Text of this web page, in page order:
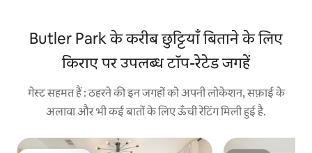
Butler Park के करीब छुट्टियाँ बिताने के लिए
किराए पर उपलब्ध टॉप-रेटेड जगहें
गेस्ट सहमत हैं : ठहरने की इन जगहों को अपनी लोकेशन, सफ़ाई के
अलावा और भी कई बातों के लिए ऊँची रेटिंग मिली हुई है.